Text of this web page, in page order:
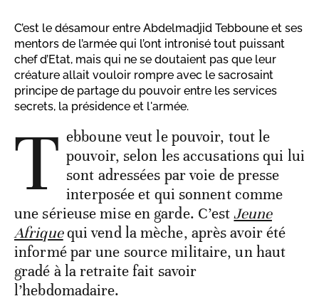
C’est le désamour entre Abdelmadjid Tebboune et ses
mentors de l’armée qui l’ont intronisé tout puissant
chef d’Etat, mais qui ne se doutaient pas que leur
créature allait vouloir rompre avec le sacrosaint
principe de partage du pouvoir entre les services
secrets, la présidence et l'armée.
T ebboune veut le pouvoir, tout le
pouvoir, selon les accusations qui lui
sont adressées par voie de presse
interposée et qui sonnent comme
une sérieuse mise en garde. C’estJeune
Afriquequi vend la mèche, après avoir été
informé par une source militaire, un haut
gradé à la retraite fait savoir
l’hebdomadaire.